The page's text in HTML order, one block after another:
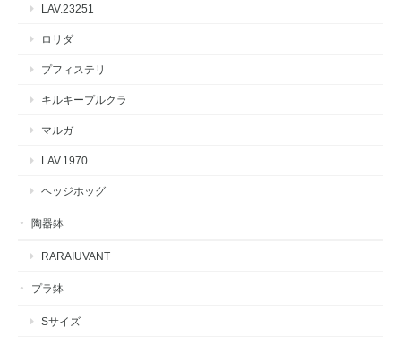
LAV.23251
ロリダ
プフィステリ
キルキープルクラ
マルガ
LAV.1970
ヘッジホッグ
陶器鉢
RARAIUVANT
プラ鉢
Sサイズ